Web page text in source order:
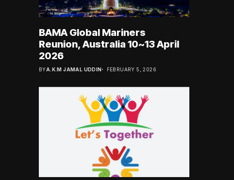
BAMA Global Mariners
Reunion, Australia 10~13 April
2026
BYA.K.M JAMAL UDDIN FEBRUARY 5, 2026